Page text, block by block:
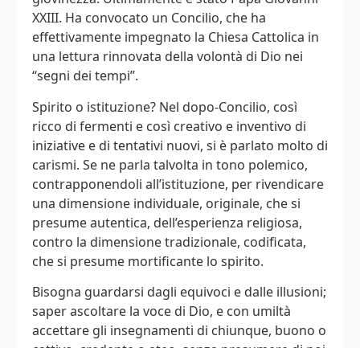
XXIII. Ha convocato un Concilio, che ha
effettivamente impegnato la Chiesa Cattolica in
una lettura rinnovata della volontà di Dio nei
“segni dei tempi”.
Spirito o istituzione? Nel dopo-Concilio, così
ricco di fermenti e così creativo e inventivo di
iniziative e di tentativi nuovi, si è parlato molto di
carismi. Se ne parla talvolta in tono polemico,
contrapponendoli all’istituzione, per rivendicare
una dimensione individuale, originale, che si
presume autentica, dell’esperienza religiosa,
contro la dimensione tradizionale, codificata,
che si presume mortificante lo spirito.
Bisogna guardarsi dagli equivoci e dalle illusioni;
saper ascoltare la voce di Dio, e con umiltà
accettare gli insegnamenti di chiunque, buono o